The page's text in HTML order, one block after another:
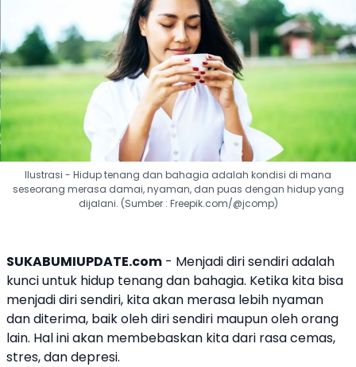
Ilustrasi - Hidup tenang dan bahagia adalah kondisi di mana
seseorang merasa damai, nyaman, dan puas dengan hidup yang
dijalani. (Sumber : Freepik.com/@jcomp)
SUKABUMIUPDATE.com - Menjadi diri sendiri adalah
kunci untuk hidup tenang dan bahagia. Ketika kita bisa
menjadi diri sendiri, kita akan merasa lebih nyaman
dan diterima, baik oleh diri sendiri maupun oleh orang
lain. Hal ini akan membebaskan kita dari rasa cemas,
stres, dan depresi.